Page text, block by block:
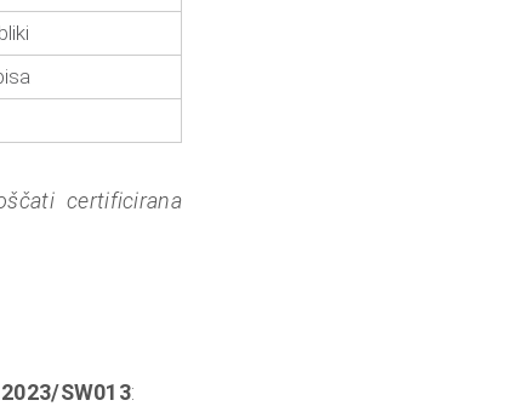
certificirana
SW013: